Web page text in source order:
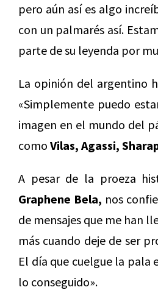
pero aún así es algo
con un palmarés así.
parte de su leyenda por
La opinión del argentino
«Simplemente puedo
imagen en el mundo del
como Vilas, Agassi,
A pesar de la proeza
Graphene Bela, nos
de mensajes que me han
más cuando deje de ser
El día que cuelgue la pala
lo conseguido».